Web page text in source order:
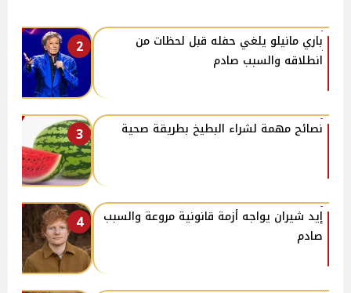
2
باري مانيلو يلغي حفله قبل لحظات من
انطلاقه والسبب صادم
3 نصائح مهمة لشراء البطيخ بطريقة صحية
4
إيد شيران يواجه أزمة قانونية مروعة والسبب
صادم